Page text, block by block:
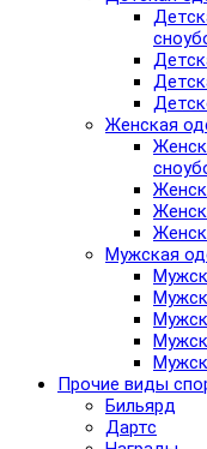
Женская
Мужская
Прочие виды
Бильярд
Дартс